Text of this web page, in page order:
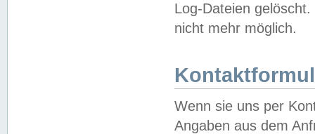
Log-Dateien
nicht mehr möglich.
Wenn sie uns per
Angaben aus dem